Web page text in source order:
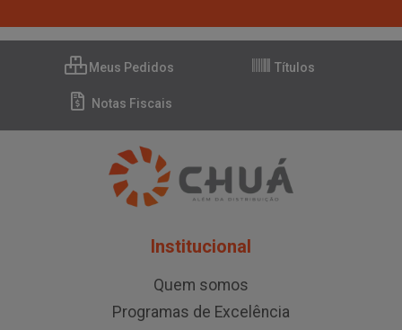
Meus Pedidos Títulos
Notas Fiscais
Institucional
Quem somos
Programas de Excelência